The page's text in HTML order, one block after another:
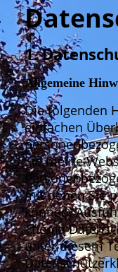
1.
Allgemeine
Die folgenden
einfachen
Sie meine
mit denen Sie
können.
Thema
unter diesem